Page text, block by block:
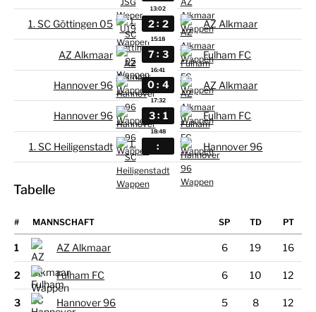
13:02
1. SC Göttingen 05 2 : 2 AZ Alkmaar
15:18
AZ Alkmaar 7 : 3 Fulham FC
16:41
Hannover 96 0 : 4 AZ Alkmaar
17:32
Hannover 96 3 : 1 Fulham FC
18:48
1. SC Heiligenstadt : Hannover 96
Tabelle
# MANNSCHAFT
1 AZ Alkmaar 6 19 16
2 Fulham FC 6 10 12
3 Hannover 96 5 8 12